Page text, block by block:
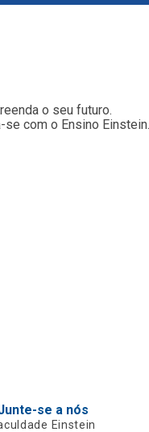
o seu futuro.
se com o Ensino Einstein.
se a nós
Einstein